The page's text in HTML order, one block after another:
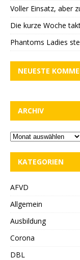
Voller Einsatz, aber
Die kurze Woche
Phantoms Ladies
NEUESTE
ARCHIV
KATEGORIEN
AFVD
Allgemein
Ausbildung
Corona
DBL